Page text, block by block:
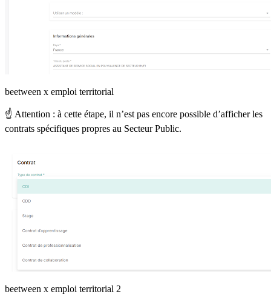
beetween x emploi territorial
☝️ Attention : à cette étape, il n’est pas encore possible d’afficher les
contrats spécifiques propres au Secteur Public.
beetween x emploi territorial 2